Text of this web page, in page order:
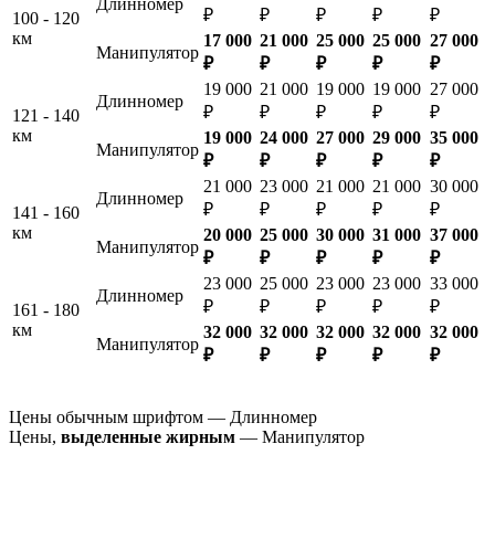
100 - 120
км
Длинномер
₽
₽
₽
₽
₽
Манипулятор
17 000
₽
21 000
₽
25 000
₽
25 000
₽
27 000
₽
121 - 140
км
Длинномер
19 000
₽
21 000
₽
19 000
₽
19 000
₽
27 000
₽
Манипулятор
19 000
₽
24 000
₽
27 000
₽
29 000
₽
35 000
₽
141 - 160
км
Длинномер
21 000
₽
23 000
₽
21 000
₽
21 000
₽
30 000
₽
Манипулятор
20 000
₽
25 000
₽
30 000
₽
31 000
₽
37 000
₽
161 - 180
км
Длинномер
23 000
₽
25 000
₽
23 000
₽
23 000
₽
33 000
₽
Манипулятор
32 000
₽
32 000
₽
32 000
₽
32 000
₽
32 000
₽
Цены обычным шрифтом — Длинномер
Цены, выделенные жирным — Манипулятор